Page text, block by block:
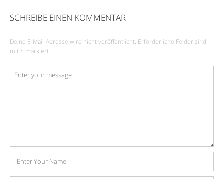
SCHREIBE EINEN KOMMENTAR
Deine E-Mail-Adresse wird nicht veröffentlicht. Erforderliche Felder sind
mit * markiert
Kommentar
Name